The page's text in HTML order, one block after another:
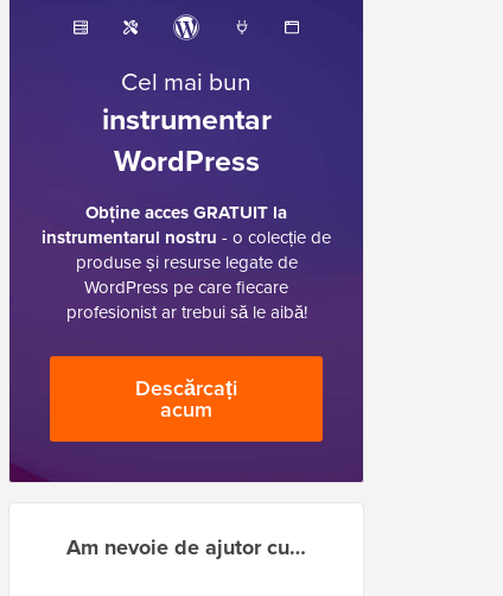
Cel mai bun
instrumentar
WordPress
Obține acces GRATUIT la
instrumentarul nostru - o colecție de
produse și resurse legate de
WordPress pe care fiecare
profesionist ar trebui să le aibă!
Descărcați
acum
Am nevoie de ajutor cu…